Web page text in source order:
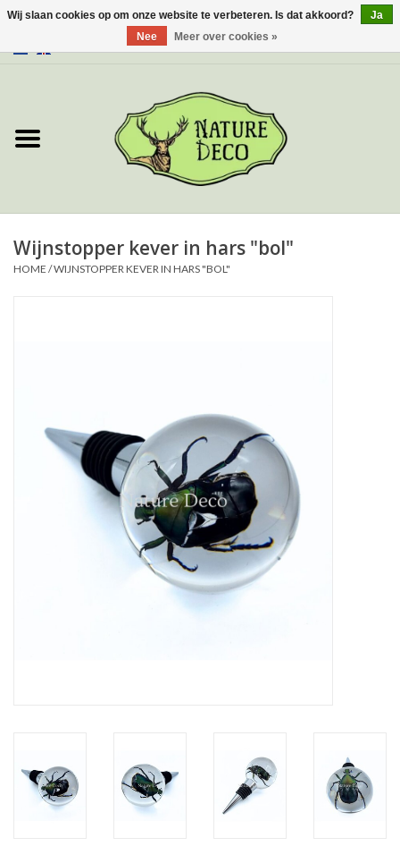
Over ons
Nieuw
Prepareerbenodigdheden
Lijsten & Stolpen
Schedels & skeletten
Hoorns & Geweien
Wijnstopper kever in hars "bol"
HOME /WIJNSTOPPER KEVER IN HARS "BOL"
Wij slaan cookies op om onze website te verbeteren. Is dat akkoord?
Ja
Nee
Meer over cookies »